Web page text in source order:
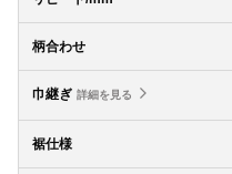
柄合わせ
巾継ぎ 詳細を見る
裾仕様